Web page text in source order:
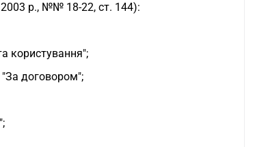
2003 р., №№ 18-22, ст. 144):
користування";
"За договором";